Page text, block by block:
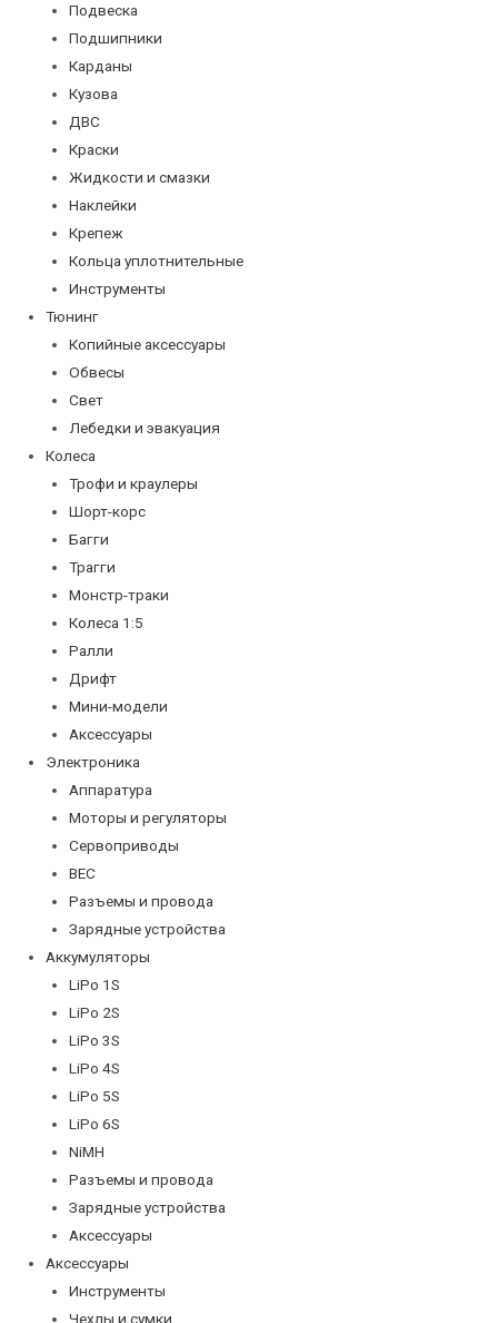
Подвеска
Подшипники
Карданы
Кузова
ДВС
Краски
Жидкости и смазки
Наклейки
Крепеж
Кольца уплотнительные
Инструменты
Тюнинг
Копийные аксессуары
Обвесы
Свет
Лебедки и эвакуация
Колеса
Трофи и краулеры
Шорт-корс
Багги
Трагги
Монстр-траки
Колеса 1:5
Ралли
Дрифт
Мини-модели
Аксессуары
Электроника
Аппаратура
Моторы и регуляторы
Сервоприводы
BEC
Разъемы и провода
Зарядные устройства
Аккумуляторы
LiPo 1S
LiPo 2S
LiPo 3S
LiPo 4S
LiPo 5S
LiPo 6S
NiMH
Разъемы и провода
Зарядные устройства
Аксессуары
Аксессуары
Инструменты
Чехлы и сумки